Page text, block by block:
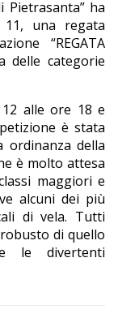
Pietrasanta” ha
11, una regata
“REGATA
delle categorie
alle ore 18 e
è stata
ordinanza della
è molto attesa
maggiori e
alcuni dei più
di vela. Tutti
di quello
le divertenti